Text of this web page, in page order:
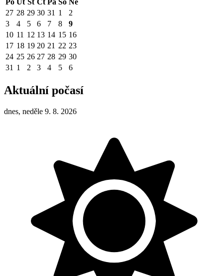
27 28 29 30 31 1
2
3
4 5 6 7 8
9
10 11 12 13 14 15 16
17 18 19 20 21 22 23
24 25 26 27 28 29 30
31 1 2 3 4 5 6
Aktuální počasí
dnes, neděle 9. 8. 2026